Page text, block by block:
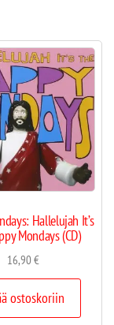
Hallelujah It’s
Mondays (CD)
16,90€
ostoskoriin